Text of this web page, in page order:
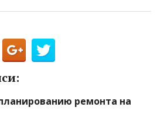
ремонта на